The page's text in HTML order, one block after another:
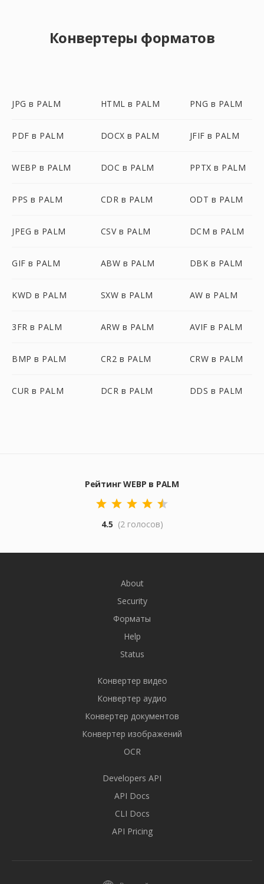
Конвертеры форматов
JPG в PALM HTML в PALM PNG в PALM
PDF в PALM DOCX в PALM JFIF в PALM
WEBP в PALM DOC в PALM PPTX в PALM
PPS в PALM CDR в PALM ODT в PALM
JPEG в PALM CSV в PALM DCM в PALM
GIF в PALM ABW в PALM DBK в PALM
KWD в PALM SXW в PALM AW в PALM
3FR в PALM ARW в PALM AVIF в PALM
BMP в PALM CR2 в PALM CRW в PALM
CUR в PALM DCR в PALM DDS в PALM
Рейтинг WEBP в PALM
4.5 (2 голосов)
About
Security
Форматы
Help
Status
Конвертер видео
Конвертер аудио
Конвертер документов
Конвертер изображений
OCR
Developers API
API Docs
CLI Docs
API Pricing